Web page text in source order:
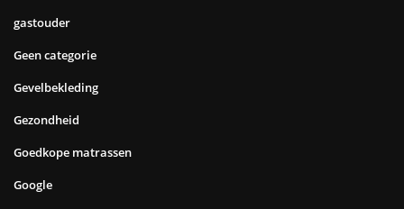
gastouder
Geen categorie
Gevelbekleding
Gezondheid
Goedkope matrassen
Google